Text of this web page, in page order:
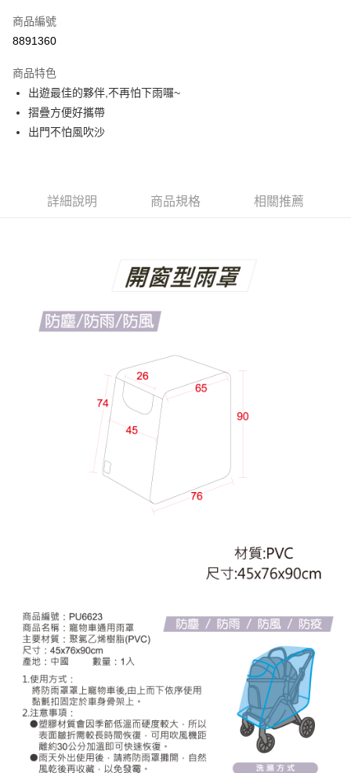
悠遊付
運送方式
基本宅配
每筆NT$150，滿NT$1,000(含以上)免運費
商品編號
8891360
商品特色
出遊最佳的夥伴,不再怕下雨囉~
摺疊方便好攜帶
出門不怕風吹沙
詳細說明 商品規格 相關推薦